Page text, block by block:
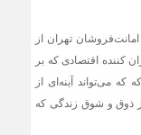
را
در دوران
تهران از
کننده اقتصادی که بر
می‌تواند آینه‌ای از
ذوق و شوق زندگی که